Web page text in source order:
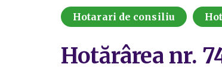
Hotarari de consiliu
Hotărârea nr.